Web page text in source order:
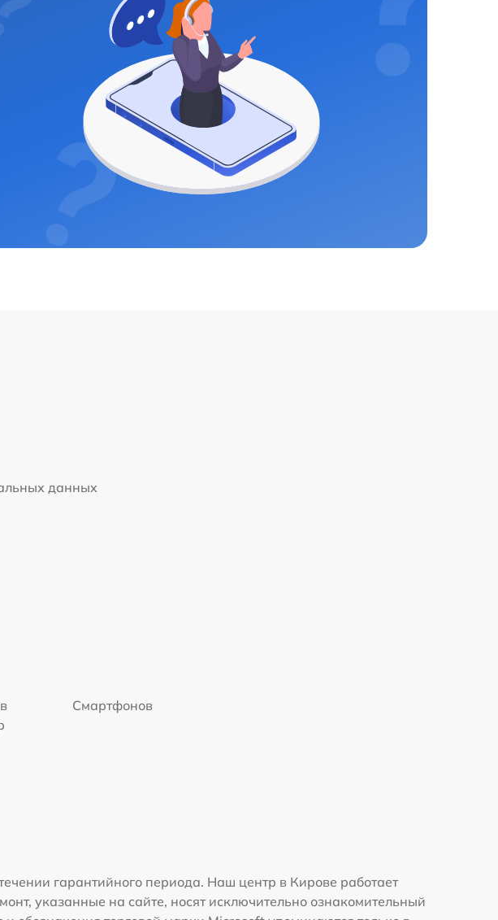
данных
Смартфонов
гарантийного периода. Наш центр в Кирове работает
указанные на сайте, носят исключительно ознакомительный